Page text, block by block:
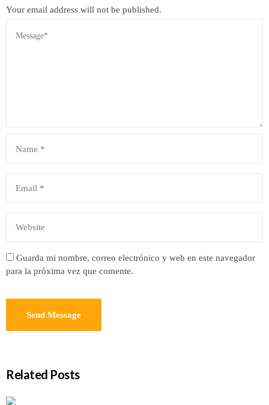
Your email address will not be published.
Guarda mi nombre, correo electrónico y web en este navegador
para la próxima vez que comente.
Related Posts